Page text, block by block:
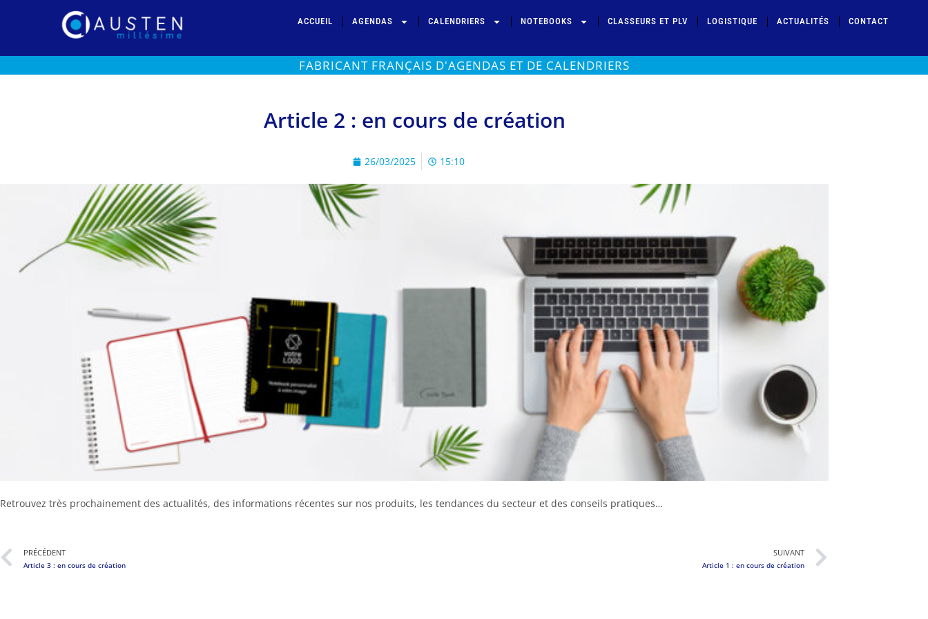
ACCUEIL AGENDAS CALENDRIERS NOTEBOOKS CLASSEURS ET PLV LOGISTIQUE ACTUALITÉS CONTACT
FABRICANT FRANÇAIS D'AGENDAS ET DE CALENDRIERS
Article 2 : en cours de création
26/03/2025 15:10
Retrouvez très prochainement des actualités, des informations récentes sur nos produits, les tendances du secteur et des conseils pratiques…
PRÉCÉDENT
Article 3 : en cours de création
SUIVANT
Article 1 : en cours de création